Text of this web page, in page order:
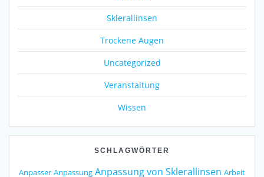
Sklerallinsen
Trockene Augen
Uncategorized
Veranstaltung
Wissen
SCHLAGWÖRTER
Anpasser Anpassung Anpassung von Sklerallinsen Arbeit